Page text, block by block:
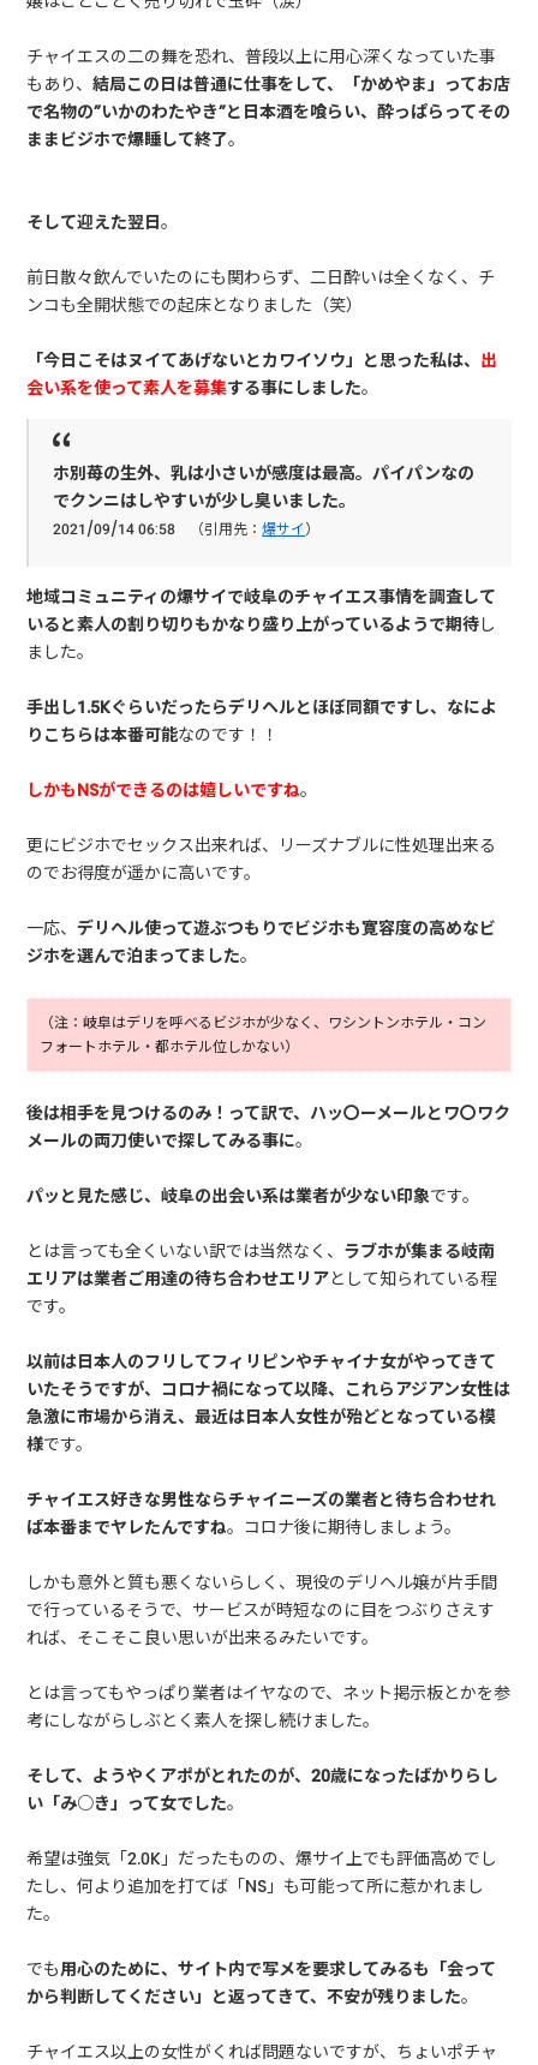
チャイエスの二の舞を恐れ、普段以上に用心深くなっていた事
もあり、結局この日は普通に仕事をして、「かめやま」ってお店
で名物の”いかのわたやき”と日本酒を喰らい、酔っぱらってその
ままビジホで爆睡して終了。
そして迎えた翌日。
前日散々飲んでいたのにも関わらず、二日酔いは全くなく、チ
ンコも全開状態での起床となりました（笑）
「今日こそはヌイてあげないとカワイソウ」と思った私は、 出
会い系を使って素人を募集する事にしました。
ホ別苺の生外、乳は小さいが感度は最高。パイパンなの
でクンニはしやすいが少し臭いました。
2021/09/14 06:58 （引用先：爆サイ）
地域コミュニティの爆サイで岐阜のチャイエス事情を調査して
いると素人の割り切りもかなり盛り上がっているようで期待し
ました。
手出し1.5Kぐらいだったらデリヘルとほぼ同額ですし、なによ
りこちらは本番可能なのです！！
しかもNSができるのは嬉しいですね。
更にビジホでセックス出来れば、リーズナブルに性処理出来る
のでお得度が遥かに高いです。
一応、デリヘル使って遊ぶつもりでビジホも寛容度の高めなビ
ジホを選んで泊まってました。
（注：岐阜はデリを呼べるビジホが少なく、ワシントンホテル・コン
フォートホテル・都ホテル位しかない）
後は相手を見つけるのみ！って訳で、ハッ〇ーメールとワ〇ワク
メールの両刀使いで探してみる事に。
パッと見た感じ、岐阜の出会い系は業者が少ない印象です。
とは言っても全くいない訳では当然なく、 ラブホが集まる岐南
エリアは業者ご用達の待ち合わせエリアとして知られている程
です。
以前は日本人のフリしてフィリピンやチャイナ女がやってきて
いたそうですが、コロナ禍になって以降、これらアジアン女性は
急激に市場から消え、最近は日本人女性が殆どとなっている模
様です。
チャイエス好きな男性ならチャイニーズの業者と待ち合わせれ
ば本番までヤレたんですね。コロナ後に期待しましょう。
しかも意外と質も悪くないらしく、現役のデリヘル嬢が片手間
で行っているそうで、サービスが時短なのに目をつぶりさえす
れば、そこそこ良い思いが出来るみたいです。
とは言ってもやっぱり業者はイヤなので、ネット掲示板とかを参
考にしながらしぶとく素人を探し続けました。
そして、ようやくアポがとれたのが、20歳になったばかりらし
い「み○き」って女でした。
希望は強気「2.0K」だったものの、爆サイ上でも評価高めでし
たし、何より追加を打てば「NS」も可能って所に惹かれまし
た。
でも用心のために、サイト内で写メを要求してみるも「会って
から判断してください」と返ってきて、不安が残りました。
チャイエス以上の女性がくれば問題ないですが、ちょいポチャ